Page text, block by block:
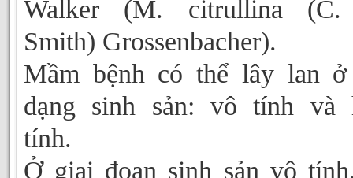
Walker (M. citrullina
Smith) Grossenbacher).
Mầm bệnh có thể lây lan
dạng sinh sản: vô tính và
tính.
Ở giai đoạn sinh sản vô